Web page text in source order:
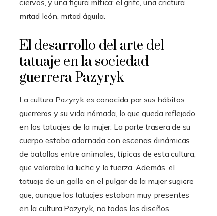
ciervos, y una figura mítica: el grifo, una criatura
mitad león, mitad águila.
El desarrollo del arte del
tatuaje en la sociedad
guerrera Pazyryk
La cultura Pazyryk es conocida por sus hábitos
guerreros y su vida nómada, lo que queda reflejado
en los tatuajes de la mujer. La parte trasera de su
cuerpo estaba adornada con escenas dinámicas
de batallas entre animales, típicas de esta cultura,
que valoraba la lucha y la fuerza. Además, el
tatuaje de un gallo en el pulgar de la mujer sugiere
que, aunque los tatuajes estaban muy presentes
en la cultura Pazyryk, no todos los diseños